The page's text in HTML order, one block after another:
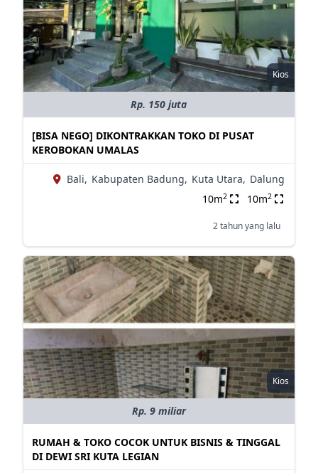
Kios
Rp. 150 juta
[BISA NEGO] DIKONTRAKKAN TOKO DI PUSAT
KEROBOKAN UMALAS
Bali, Kabupaten Badung, Kuta Utara, Dalung
10m2 10m2
2 tahun yang lalu
Kios
Rp. 9 miliar
RUMAH & TOKO COCOK UNTUK BISNIS & TINGGAL
DI DEWI SRI KUTA LEGIAN